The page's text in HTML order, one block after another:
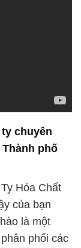
ty chuyên
phố
Hóa Chất
của bạn
là một
phối các